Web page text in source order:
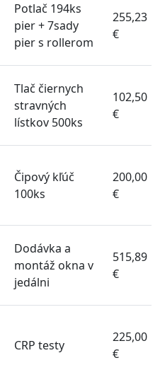
Potlač 194ks
pier + 7sady
pier s rollerom
255,23
€
Tlač čiernych
stravných
lístkov 500ks
102,50
€
Čipový kľúč
100ks
200,00
€
Dodávka a
montáž okna v
jedálni
515,89
€
CRP testy
225,00
€